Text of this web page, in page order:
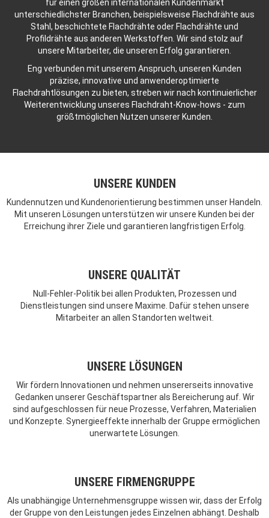
für einen großen internationalen Kundenmarkt
unterschiedlichster Branchen, beispielsweise Flachdrähte aus
Stahl, beschichtete Flachdrähte oder Flachdrähte und
Profildrähte aus anderen Werkstoffen. Wir sind stolz auf
unsere Mitarbeiter, die unseren Erfolg garantieren.
Eng verbunden mit unserem Anspruch, unseren Kunden
präzise, innovative und anwenderoptimierte
Flachdrahtlösungen zu bieten, streben wir nach kontinuierlicher
Weiterentwicklung unseres Flachdraht-Know-hows - zum
größtmöglichen Nutzen unserer Kunden.
UNSERE KUNDEN
Kundennutzen und Kundenorientierung bestimmen unser Handeln.
Mit unseren Lösungen unterstützen wir unsere Kunden bei der
Erreichung ihrer Ziele und garantieren langfristigen Erfolg.
UNSERE QUALITÄT
Null-Fehler-Politik bei allen Produkten, Prozessen und
Dienstleistungen sind unsere Maxime. Dafür stehen unsere
Mitarbeiter an allen Standorten weltweit.
UNSERE LÖSUNGEN
Wir fördern Innovationen und nehmen unsererseits innovative
Gedanken unserer Geschäftspartner als Bereicherung auf. Wir
sind aufgeschlossen für neue Prozesse, Verfahren, Materialien
und Konzepte. Synergieeffekte innerhalb der Gruppe ermöglichen
unerwartete Lösungen.
UNSERE FIRMENGRUPPE
Als unabhängige Unternehmensgruppe wissen wir, dass der Erfolg
der Gruppe von den Leistungen jedes Einzelnen abhängt. Deshalb